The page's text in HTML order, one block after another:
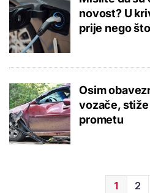
novost? U
prije nego
Osim
vozače,
prometu
1 2